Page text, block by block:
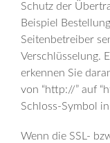
Schutz der
Beispiel
Seitenbetreiber
Verschlüsselung.
erkennen Sie
von “http://” auf
Schloss-Symbol
Wenn die SSL-